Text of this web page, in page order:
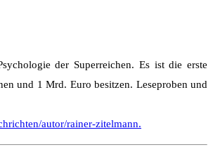
der Superreichen. Es ist die erste
und 1 Mrd. Euro besitzen. Leseproben und
autor/rainer-zitelmann.